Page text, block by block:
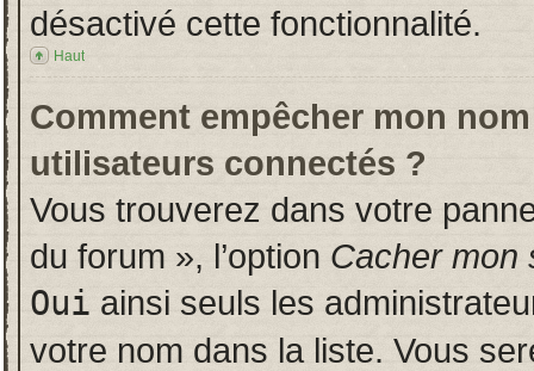
désactivé cette fonctionnalité.
Haut
Comment empêcher mon
utilisateurs connectés ?
Vous trouverez dans votre
du forum », l’option Cacher mon
Oui ainsi seuls les
votre nom dans la liste. Vous